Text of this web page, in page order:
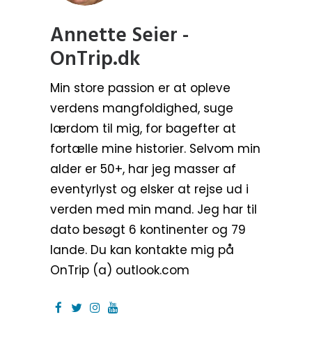
Annette Seier -
OnTrip.dk
Min store passion er at opleve
verdens mangfoldighed, suge
lærdom til mig, for bagefter at
fortælle mine historier. Selvom min
alder er 50+, har jeg masser af
eventyrlyst og elsker at rejse ud i
verden med min mand. Jeg har til
dato besøgt 6 kontinenter og 79
lande. Du kan kontakte mig på
OnTrip (a) outlook.com